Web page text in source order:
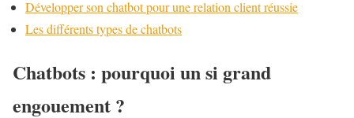
Développer son chatbot pour une relation client réussie
Les différents types de chatbots
Chatbots : pourquoi un si grand
engouement ?